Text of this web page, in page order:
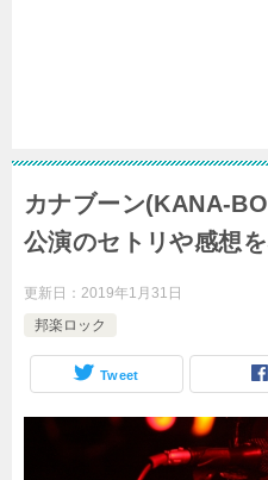
カナブーン(KANA-
公演のセトリや感想を
更新日： 2019年1月31日
邦楽ロック
Tweet